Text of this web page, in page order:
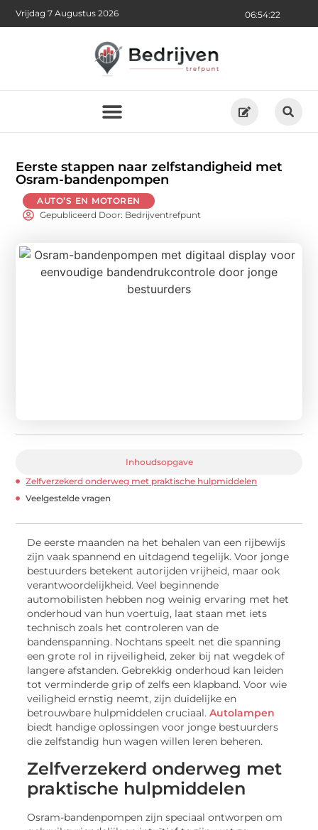
06:54:23
Vrijdag 7 Augustus 2026
Eerste stappen naar zelfstandigheid met
Osram-bandenpompen
AUTO’S EN MOTOREN
Gepubliceerd Door: Bedrijventrefpunt
Inhoudsopgave
Zelfverzekerd onderweg met praktische hulpmiddelen
Veelgestelde vragen
De eerste maanden na het behalen van een rijbewijs
zijn vaak spannend en uitdagend tegelijk. Voor jonge
bestuurders betekent autorijden vrijheid, maar ook
verantwoordelijkheid. Veel beginnende
automobilisten hebben nog weinig ervaring met het
onderhoud van hun voertuig, laat staan met iets
technisch zoals het controleren van de
bandenspanning. Nochtans speelt net die spanning
een grote rol in rijveiligheid, zeker bij nat wegdek of
langere afstanden. Gebrekkig onderhoud kan leiden
tot verminderde grip of zelfs een klapband. Voor wie
veiligheid ernstig neemt, zijn duidelijke en
betrouwbare hulpmiddelen cruciaal.Autolampen
biedt handige oplossingen voor jonge bestuurders
die zelfstandig hun wagen willen leren beheren.
Zelfverzekerd onderweg met
praktische hulpmiddelen
Osram-bandenpompen zijn speciaal ontworpen om